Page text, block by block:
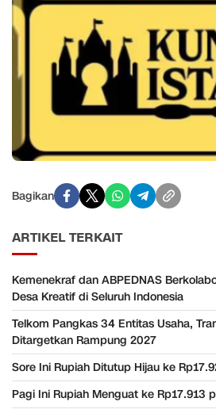
Bagikan
ARTIKEL TERKAIT
Kemenekraf dan ABPEDNAS
Desa Kreatif di Seluruh Indonesia
Telkom Pangkas 34 Entitas Usaha,
Ditargetkan Rampung 2027
Sore Ini Rupiah Ditutup Hijau ke
Pagi Ini Rupiah Menguat ke Rp17.913